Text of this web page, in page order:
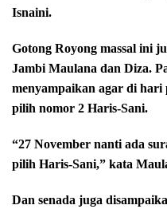
Isnaini.
Gotong Royong massal ini
Jambi Maulana dan Diza.
menyampaikan agar di
pilih nomor 2 Haris-Sani.
“27 November nanti ada
pilih Haris-Sani,” kata
Dan senada juga